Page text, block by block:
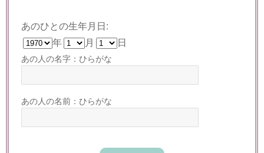
あのひとの生年月日:
年
月 日
あの人の名字：ひらがな
あの人の名前：ひらがな